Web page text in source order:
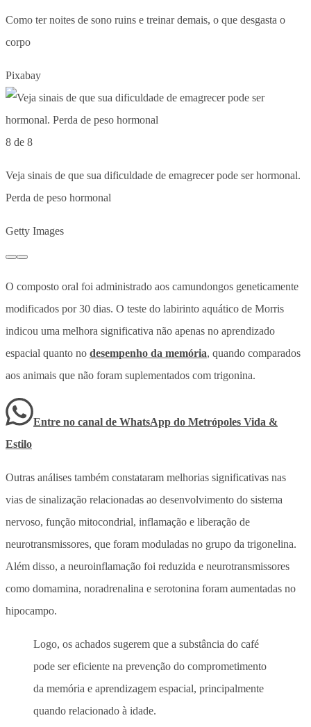
Como ter noites de sono ruins e treinar demais, o que desgasta o
corpo
Pixabay
8 de 8
Veja sinais de que sua dificuldade de emagrecer pode ser hormonal.
Perda de peso hormonal
Getty Images
O composto oral foi administrado aos camundongos geneticamente
modificados por 30 dias. O teste do labirinto aquático de Morris
indicou uma melhora significativa não apenas no aprendizado
espacial quanto no desempenho da memória, quando comparados
aos animais que não foram suplementados com trigonina.
Entre no canal de WhatsApp do Metrópoles Vida &
Estilo
Outras análises também constataram melhorias significativas nas
vias de sinalização relacionadas ao desenvolvimento do sistema
nervoso, função mitocondrial, inflamação e liberação de
neurotransmissores, que foram moduladas no grupo da trigonelina.
Além disso, a neuroinflamação foi reduzida e neurotransmissores
como domamina, noradrenalina e serotonina foram aumentadas no
hipocampo.
Logo, os achados sugerem que a substância do café
pode ser eficiente na prevenção do comprometimento
da memória e aprendizagem espacial, principalmente
quando relacionado à idade.